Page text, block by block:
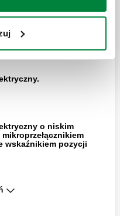
pozycji otwarcia.
o niskim
wskaźnikiem pozycji
o niskim